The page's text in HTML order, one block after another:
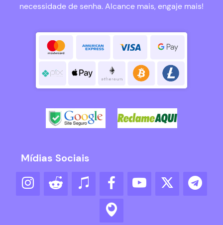
necessidade de senha. Alcance mais, engaje mais!
Mídias Sociais